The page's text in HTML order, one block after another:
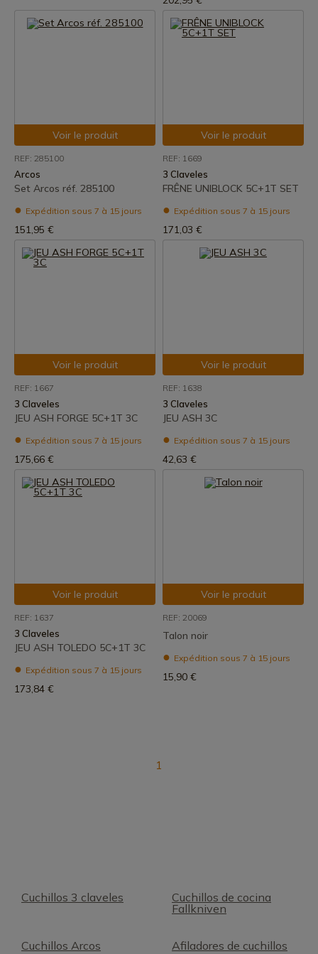
Voir le produit
REF: 285100
Arcos
Set Arcos réf. 285100
Expédition sous 7 à 15 jours
151,95 €
Voir le produit
REF: 1669
3 Claveles
FRÊNE UNIBLOCK 5C+1T SET
Expédition sous 7 à 15 jours
171,03 €
Voir le produit
REF: 1667
3 Claveles
JEU ASH FORGE 5C+1T 3C
Expédition sous 7 à 15 jours
175,66 €
Voir le produit
REF: 1638
3 Claveles
JEU ASH 3C
Expédition sous 7 à 15 jours
42,63 €
Voir le produit
REF: 1637
3 Claveles
JEU ASH TOLEDO 5C+1T 3C
Expédition sous 7 à 15 jours
173,84 €
Voir le produit
REF: 20069
Talon noir
Expédition sous 7 à 15 jours
15,90 €
1
Cuchillos 3 claveles
Cuchillos de cocina
Fallkniven
Cuchillos Arcos Afiladores de cuchillos